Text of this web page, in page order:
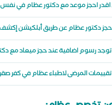
اقدر احجز موعد مع دكتور عظام في نفس
حجز دكتور عظام عن طريق أبلكيشن
رسوم اضافية عند حجز ميعاد مع
المرضى لاطباء عظام في كفر